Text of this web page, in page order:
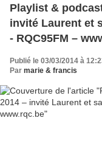
Playlist &
invité Laurent et
- RQC95FM –
Publié le 03/03/2014 à
Par marie & francis